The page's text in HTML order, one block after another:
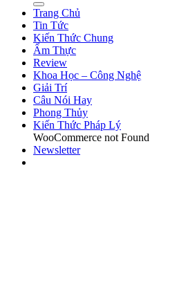
Trang Chủ
Tin Tức
Kiến Thức Chung
Ẩm Thực
Review
Khoa Học – Công Nghệ
Giải Trí
Câu Nói Hay
Phong Thủy
Kiến Thức Pháp Lý
WooCommerce not Found
Newsletter